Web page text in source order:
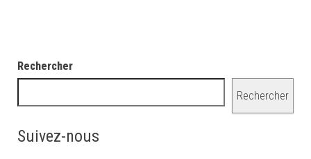
Rechercher
Rechercher
Suivez-nous